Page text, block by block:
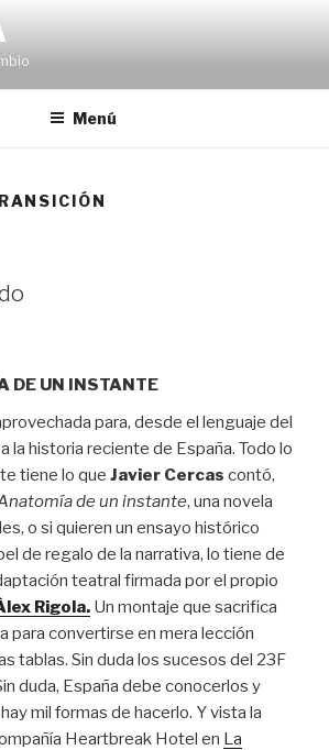
Menú
DE UN INSTANTE
para, desde el lenguaje del
la historia reciente de España. Todo lo
tiene lo que Javier Cercas contó,
de un instante, una novela
o si quieren un ensayo histórico
de regalo de la narrativa, lo tiene de
teatral firmada por el propio
Rigola. Un montaje que sacrifica
para convertirse en mera lección
tablas. Sin duda los sucesos del 23F
duda, España debe conocerlos y
mil formas de hacerlo. Y vista la
Heartbreak Hotel en La